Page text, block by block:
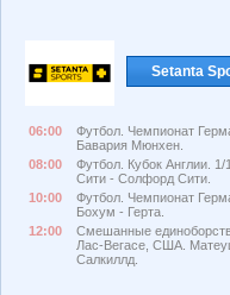
Setanta
06:00
Футбол. Чемпионат
Бавария Мюнхен.
08:00
Футбол. Кубок Англии.
Сити - Солфорд Сити.
10:00
Футбол. Чемпионат
Бохум - Герта.
12:00
Смешанные
Лас-Вегасе, США.
Салкиллд.